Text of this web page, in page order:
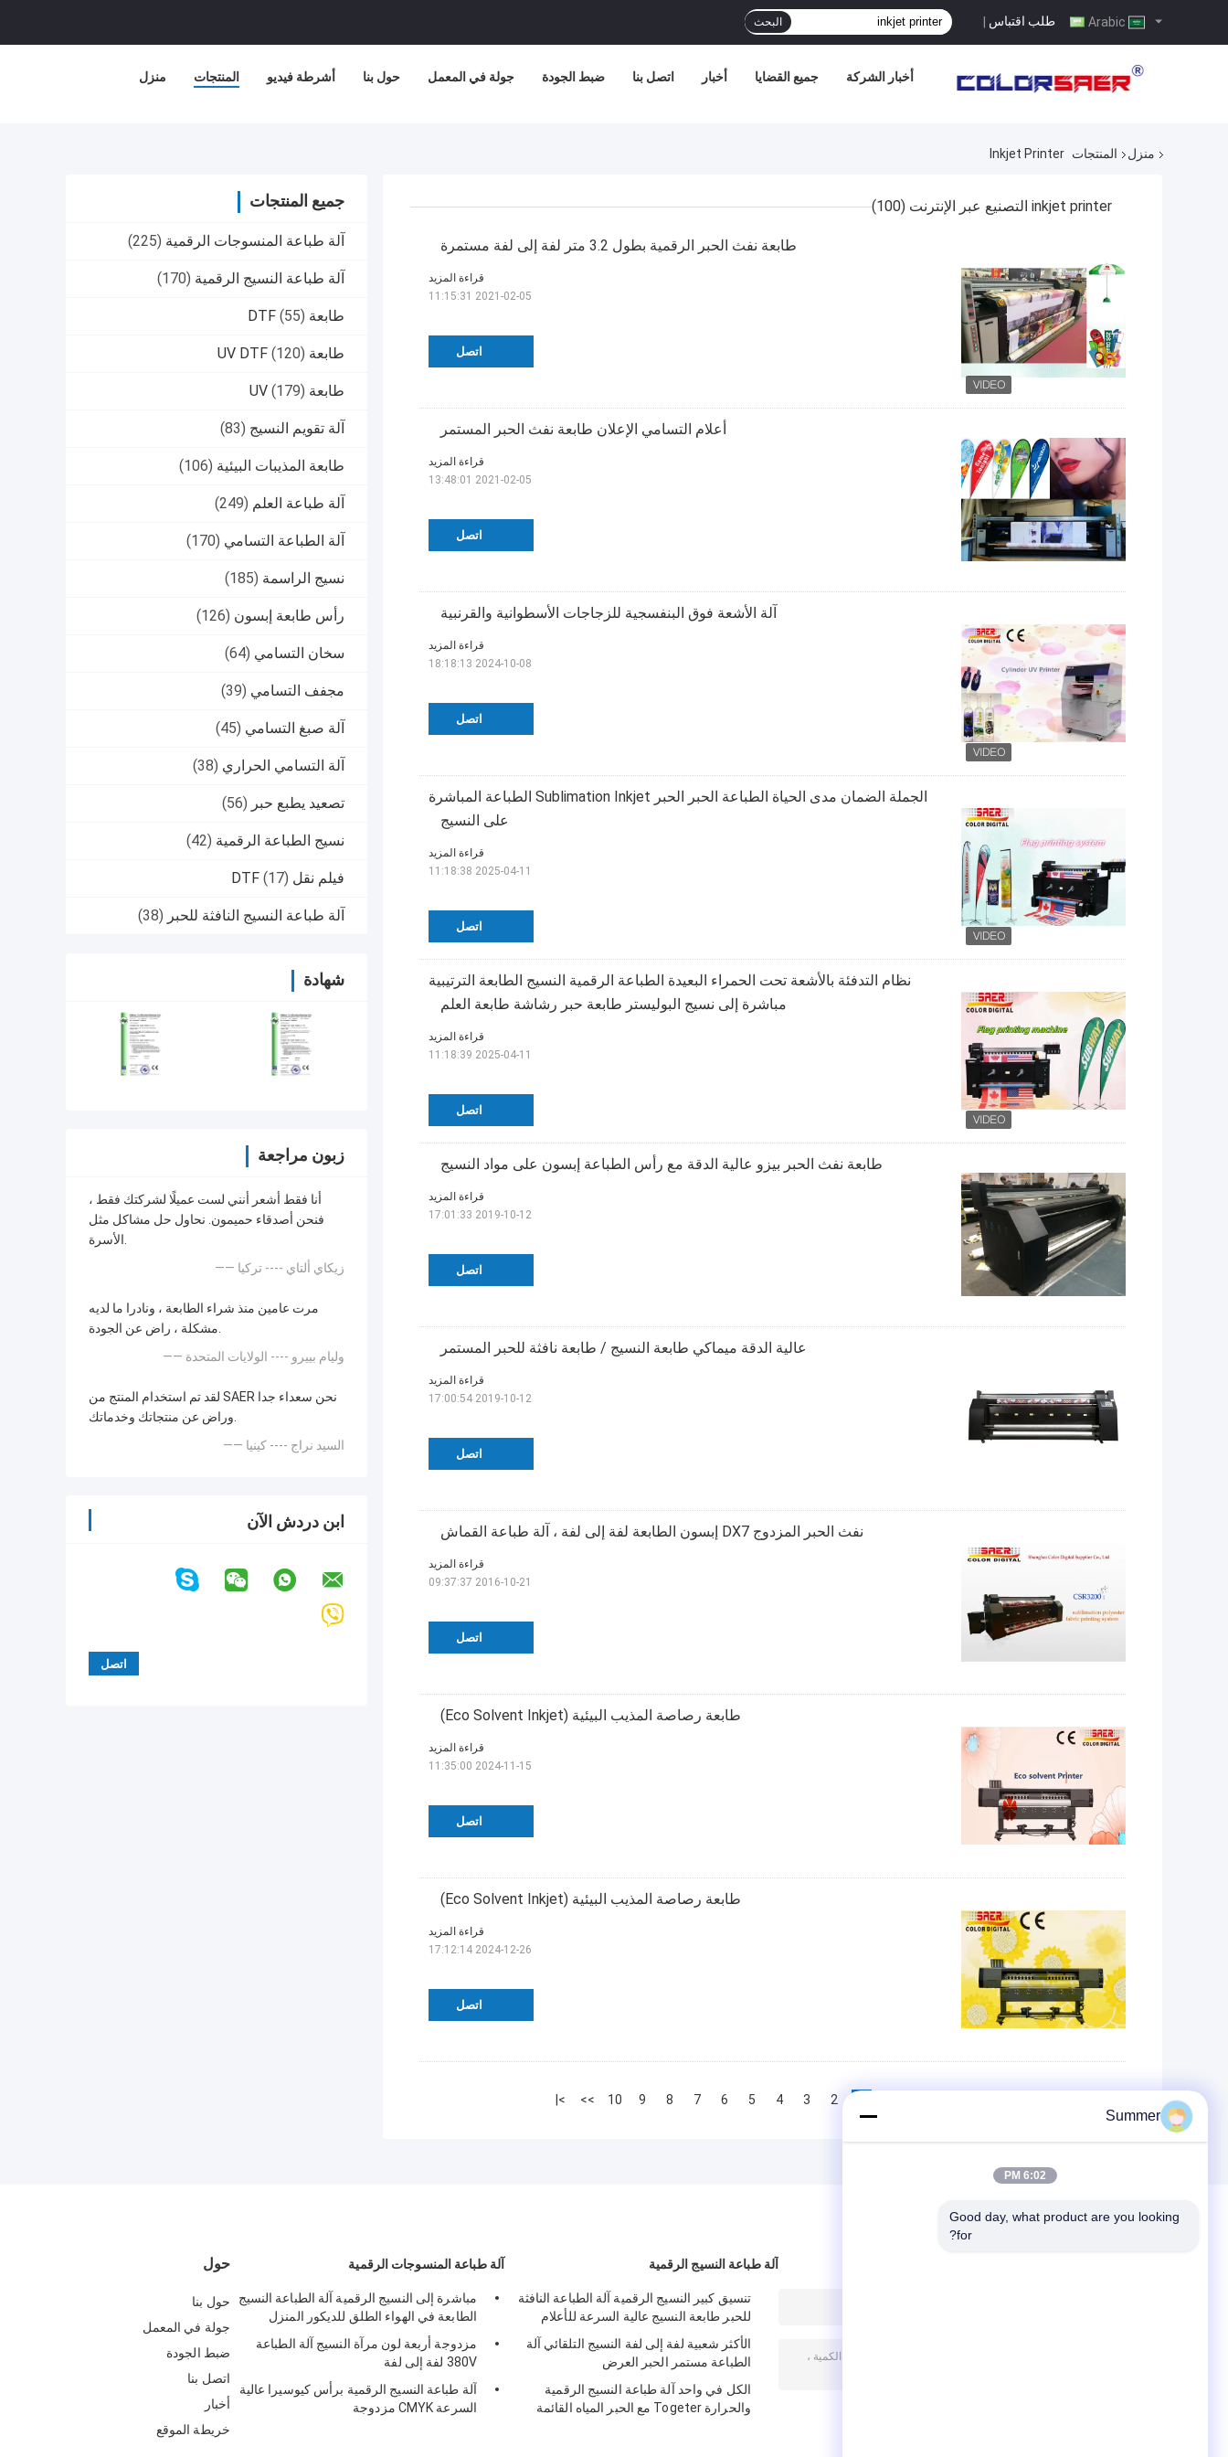
طلب اقتباس | البحث
منزل المنتجات أشرطة فيديو حول بنا جولة في المعمل ضبط الجودة اتصل بنا أخبار جميع القضايا أخبار الشركة
منزل المنتجات Inkjet Printer
جميع المنتجات
آلة طباعة المنسوجات الرقمية (225)
آلة طباعة النسيج الرقمية (170)
طابعة DTF (55)
طابعة UV DTF (120)
طابعة UV (179)
آلة تقويم النسيج (83)
طابعة المذيبات البيئية (106)
آلة طباعة العلم (249)
آلة الطباعة التسامي (170)
نسيج الراسمة (185)
رأس طابعة إبسون (126)
سخان التسامي (64)
مجفف التسامي (39)
آلة صبغ التسامي (45)
آلة التسامي الحراري (38)
تصعيد يطبع حبر (56)
نسيج الطباعة الرقمية (42)
فيلم نقل DTF (17)
آلة طباعة النسيج النافثة للحبر (38)
شهادة
زبون مراجعة
أنا فقط أشعر أنني لست عميلًا لشركتك فقط ،
فنحن أصدقاء حميمون. نحاول حل مشاكل مثل
الأسرة.
—— زيكاي ألتاي ---- تركيا
مرت عامين منذ شراء الطابعة ، ونادرا ما لديه
مشكلة ، راض عن الجودة.
—— وليام بييرو ---- الولايات المتحدة
لقد تم استخدام المنتج من SAER نحن سعداء جدا
وراض عن منتجاتك وخدماتك.
—— السيد نراج ---- كينيا
ابن دردش الآن
inkjet printer التصنيع عبر الإنترنت (100)
طابعة نفث الحبر الرقمية بطول 3.2 متر لفة إلى لفة مستمرة
اتصل
قراءة المزيد
2021-02-05 11:15:31
أعلام التسامي الإعلان طابعة نفث الحبر المستمر
اتصل
قراءة المزيد
2021-02-05 13:48:01
آلة الأشعة فوق البنفسجية للزجاجات الأسطوانية والقرنبية
اتصل
قراءة المزيد
2024-10-08 18:18:13
الجملة الضمان مدى الحياة الطباعة الحبر الحبر Sublimation Inkjet الطباعة المباشرة
على النسيج
اتصل
قراءة المزيد
2025-04-11 11:18:38
نظام التدفئة بالأشعة تحت الحمراء البعيدة الطباعة الرقمية النسيج الطابعة الترتيبية
مباشرة إلى نسيج البوليستر طابعة حبر رشاشة طابعة العلم
اتصل
قراءة المزيد
2025-04-11 11:18:39
طابعة نفث الحبر بيزو عالية الدقة مع رأس الطباعة إبسون على مواد النسيج
اتصل
قراءة المزيد
2019-10-12 17:01:33
عالية الدقة ميماكي طابعة النسيج / طابعة نافثة للحبر المستمر
اتصل
قراءة المزيد
2019-10-12 17:00:54
نفث الحبر المزدوج DX7 إبسون الطابعة لفة إلى لفة ، آلة طباعة القماش
اتصل
قراءة المزيد
2016-10-21 09:37:37
طابعة رصاصة المذيب البيئية (Eco Solvent Inkjet)
اتصل
قراءة المزيد
2024-11-15 11:35:00
طابعة رصاصة المذيب البيئية (Eco Solvent Inkjet)
اتصل
قراءة المزيد
2024-12-26 17:12:14
2
3
4
5
6
7
8
9
10
>>
>|
حول
حول بنا
جولة في المعمل
ضبط الجودة
اتصل بنا
أخبار
خريطة الموقع
آلة طباعة المنسوجات الرقمية
مباشرة إلى النسيج الرقمية آلة الطباعة النسيج
الطابعة في الهواء الطلق للديكور المنزل
مزدوجة أربعة لون مرآة النسيج آلة الطباعة
380V لفة إلى لفة
آلة طباعة النسيج الرقمية برأس كيوسيرا عالية
السرعة CMYK مزدوجة
آلة طباعة النسيج الرقمية
تنسيق كبير النسيج الرقمية آلة الطباعة النافثة
للحبر طابعة النسيج عالية السرعة للأعلام
الأكثر شعبية لفة إلى لفة النسيج التلقائي آلة
الطباعة مستمر الحبر العرض
الكل في واحد آلة طباعة النسيج الرقمية
والحرارة Togeter مع الحبر المياه القائمة
Summer
6:02 PM
Good day, what product are you looking
for?